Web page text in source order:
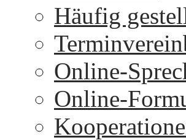
Häufig
Online-
Online-